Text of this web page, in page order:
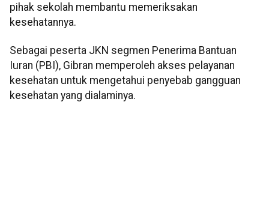
pihak sekolah membantu memeriksakan
kesehatannya.
Sebagai peserta JKN segmen Penerima Bantuan
Iuran (PBI), Gibran memperoleh akses pelayanan
kesehatan untuk mengetahui penyebab gangguan
kesehatan yang dialaminya.